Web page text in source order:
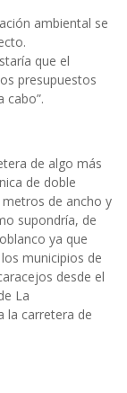
ambiental se
que el
presupuestos
cabo”.
de algo más
de doble
de ancho y
supondría, de
ya que
municipios de
desde el
La
la carretera de